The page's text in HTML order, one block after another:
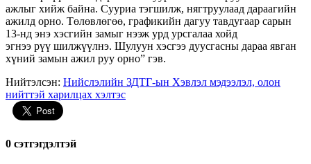
ажлыг хийж байна. Сууриа тэгшилж, нягтруулаад дараагийн
ажилд орно. Төлөвлөгөө, графикийн дагуу тавдугаар сарын
13-нд энэ хэсгийн замыг нээж урд урсгалаа хойд
эгнээ рүү шилжүүлнэ. Шулуун хэсгээ дуусгасны дараа явган
хүний замын ажил руу орно” гэв.
Нийтэлсэн: Нийслэлийн ЗДТГ-ын Хэвлэл мэдээлэл, олон
нийттэй харилцах хэлтэс
0 cэтгэгдэлтэй